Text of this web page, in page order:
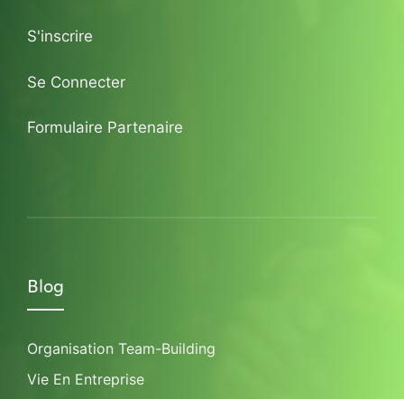
S'inscrire
Se Connecter
Formulaire Partenaire
Blog
Organisation Team-Building
Vie En Entreprise